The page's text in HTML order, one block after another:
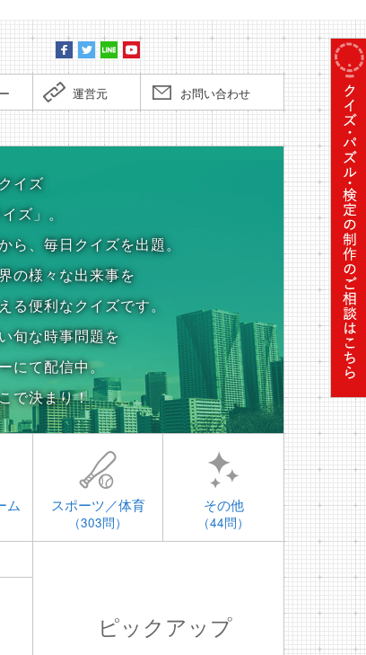
運営元 お問い合わせ
イズ
ズ」。
ら、毎日クイズを出題。
の様々な出来事を
る便利なクイズです。
旬な時事問題を
にて配信中。
で決まり！
ム スポーツ／体育
（303問）
その他
（44問）
ピックアップ